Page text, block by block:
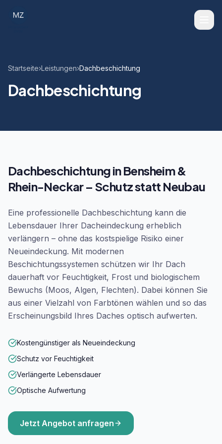
Startseite›Leistungen›Dachbeschichtung
Dachbeschichtung
Dachbeschichtung in Bensheim &
Rhein-Neckar – Schutz statt Neubau
Eine professionelle Dachbeschichtung kann die
Lebensdauer Ihrer Dacheindeckung erheblich
verlängern – ohne das kostspielige Risiko einer
Neueindeckung. Mit modernen
Beschichtungssystemen schützen wir Ihr Dach
dauerhaft vor Feuchtigkeit, Frost und biologischem
Bewuchs (Moos, Algen, Flechten). Dabei können Sie
aus einer Vielzahl von Farbtönen wählen und so das
Erscheinungsbild Ihres Daches optisch aufwerten.
Kostengünstiger als Neueindeckung
Schutz vor Feuchtigkeit
Verlängerte Lebensdauer
Optische Aufwertung
Jetzt Angebot anfragen